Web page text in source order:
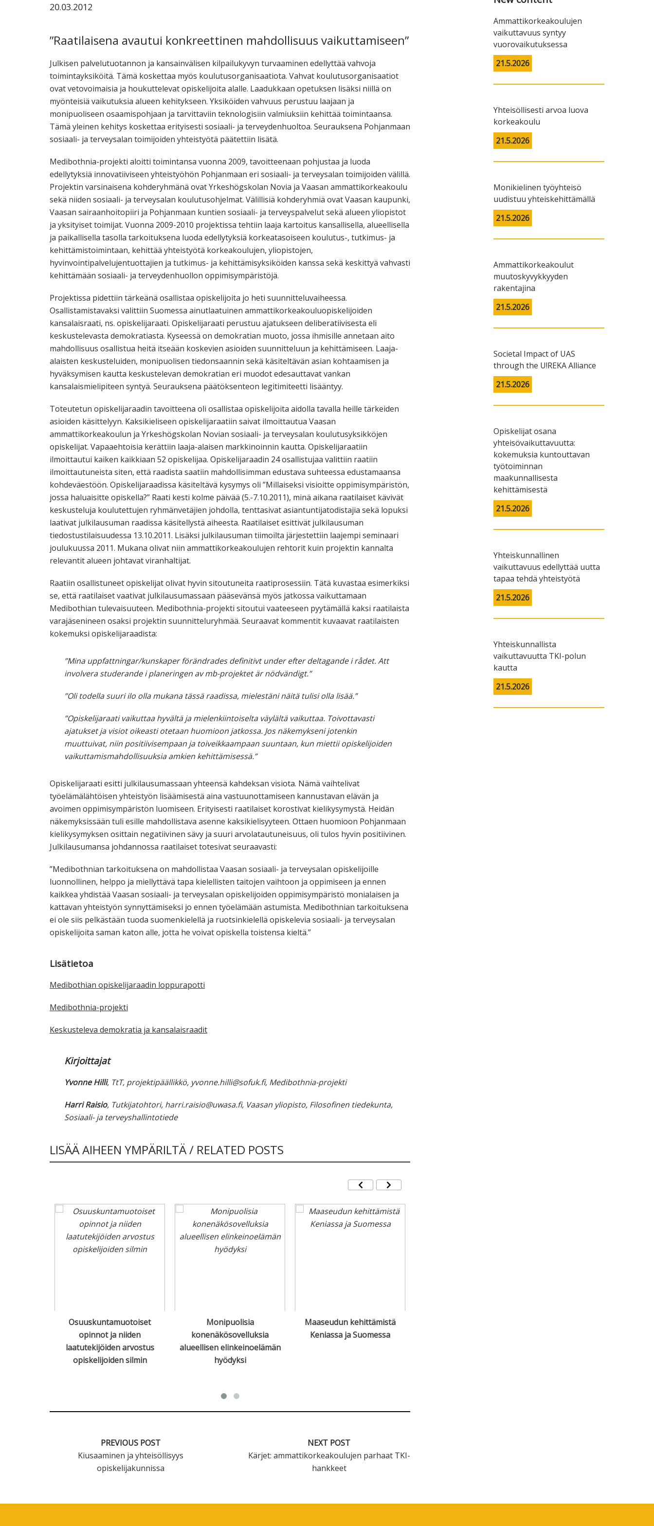
tutkimuksesta
kiinnostuneille.
20.03.2012
”Raatilaisena avautui konkreettinen mahdollisuus vaikuttamiseen”
Julkisen palvelutuotannon ja kansainvälisen kilpailukyvyn turvaaminen edellyttää vahvoja
toimintayksiköitä. Tämä koskettaa myös koulutusorganisaatiota. Vahvat koulutusorganisaatiot
ovat vetovoimaisia ja houkuttelevat opiskelijoita alalle. Laadukkaan opetuksen lisäksi niillä on
myönteisiä vaikutuksia alueen kehitykseen. Yksiköiden vahvuus perustuu laajaan ja
monipuoliseen osaamispohjaan ja tarvittaviin teknologisiin valmiuksiin kehittää toimintaansa.
Tämä yleinen kehitys koskettaa erityisesti sosiaali- ja terveydenhuoltoa. Seurauksena Pohjanmaan
sosiaali- ja terveysalan toimijoiden yhteistyötä päätettiin lisätä.
Medibothnia-projekti aloitti toimintansa vuonna 2009, tavoitteenaan pohjustaa ja luoda
edellytyksiä innovatiiviseen yhteistyöhön Pohjanmaan eri sosiaali- ja terveysalan toimijoiden välillä.
Projektin varsinaisena kohderyhmänä ovat Yrkeshögskolan Novia ja Vaasan ammattikorkeakoulu
sekä niiden sosiaali- ja terveysalan koulutusohjelmat. Välillisiä kohderyhmiä ovat Vaasan kaupunki,
Vaasan sairaanhoitopiiri ja Pohjanmaan kuntien sosiaali- ja terveyspalvelut sekä alueen yliopistot
ja yksityiset toimijat. Vuonna 2009-2010 projektissa tehtiin laaja kartoitus kansallisella, alueellisella
ja paikallisella tasolla tarkoituksena luoda edellytyksiä korkeatasoiseen koulutus-, tutkimus- ja
kehittämistoimintaan, kehittää yhteistyötä korkeakoulujen, yliopistojen,
hyvinvointipalvelujentuottajien ja tutkimus- ja kehittämisyksiköiden kanssa sekä keskittyä vahvasti
kehittämään sosiaali- ja terveydenhuollon oppimisympäristöjä.
Projektissa pidettiin tärkeänä osallistaa opiskelijoita jo heti suunnitteluvaiheessa.
Osallistamistavaksi valittiin Suomessa ainutlaatuinen ammattikorkeakouluopiskelijoiden
kansalaisraati, ns. opiskelijaraati. Opiskelijaraati perustuu ajatukseen deliberatiivisesta eli
keskustelevasta demokratiasta. Kyseessä on demokratian muoto, jossa ihmisille annetaan aito
mahdollisuus osallistua heitä itseään koskevien asioiden suunnitteluun ja kehittämiseen. Laaja-
alaisten keskusteluiden, monipuolisen tiedonsaannin sekä käsiteltävän asian kohtaamisen ja
hyväksymisen kautta keskustelevan demokratian eri muodot edesauttavat vankan
kansalaismielipiteen syntyä. Seurauksena päätöksenteon legitimiteetti lisääntyy.
Toteutetun opiskelijaraadin tavoitteena oli osallistaa opiskelijoita aidolla tavalla heille tärkeiden
asioiden käsittelyyn. Kaksikieliseen opiskelijaraatiin saivat ilmoittautua Vaasan
ammattikorkeakoulun ja Yrkeshögskolan Novian sosiaali- ja terveysalan koulutusyksikköjen
opiskelijat. Vapaaehtoisia kerättiin laaja-alaisen markkinoinnin kautta. Opiskelijaraatiin
ilmoittautui kaiken kaikkiaan 52 opiskelijaa. Opiskelijaraadin 24 osallistujaa valittiin raatiin
ilmoittautuneista siten, että raadista saatiin mahdollisimman edustava suhteessa edustamaansa
kohdeväestöön. Opiskelijaraadissa käsiteltävä kysymys oli ”Millaiseksi visioitte oppimisympäristön,
jossa haluaisitte opiskella?” Raati kesti kolme päivää (5.-7.10.2011), minä aikana raatilaiset kävivät
keskusteluja koulutettujen ryhmänvetäjien johdolla, tenttasivat asiantuntijatodistajia sekä lopuksi
laativat julkilausuman raadissa käsitellystä aiheesta. Raatilaiset esittivät julkilausuman
tiedostustilaisuudessa 13.10.2011. Lisäksi julkilausuman tiimoilta järjestettiin laajempi seminaari
joulukuussa 2011. Mukana olivat niin ammattikorkeakoulujen rehtorit kuin projektin kannalta
relevantit alueen johtavat viranhaltijat.
Raatiin osallistuneet opiskelijat olivat hyvin sitoutuneita raatiprosessiin. Tätä kuvastaa esimerkiksi
se, että raatilaiset vaativat julkilausumassaan pääsevänsä myös jatkossa vaikuttamaan
Medibothian tulevaisuuteen. Medibothnia-projekti sitoutui vaateeseen pyytämällä kaksi raatilaista
varajäsenineen osaksi projektin suunnitteluryhmää. Seuraavat kommentit kuvaavat raatilaisten
kokemuksi opiskelijaraadista:
”Mina uppfattningar/kunskaper förändrades definitivt under efter deltagande i rådet. Att
involvera studerande i planeringen av mb-projektet är nödvändigt.”
”Oli todella suuri ilo olla mukana tässä raadissa, mielestäni näitä tulisi olla lisää.”
”Opiskelijaraati vaikuttaa hyvältä ja mielenkiintoiselta väylältä vaikuttaa. Toivottavasti
ajatukset ja visiot oikeasti otetaan huomioon jatkossa. Jos näkemykseni jotenkin
muuttuivat, niin positiivisempaan ja toiveikkaampaan suuntaan, kun miettii opiskelijoiden
vaikuttamismahdollisuuksia amkien kehittämisessä.”
Opiskelijaraati esitti julkilausumassaan yhteensä kahdeksan visiota. Nämä vaihtelivat
työelämälähtöisen yhteistyön lisäämisestä aina vastuunottamiseen kannustavan elävän ja
avoimen oppimisympäristön luomiseen. Erityisesti raatilaiset korostivat kielikysymystä. Heidän
näkemyksissään tuli esille mahdollistava asenne kaksikielisyyteen. Ottaen huomioon Pohjanmaan
kielikysymyksen osittain negatiivinen sävy ja suuri arvolatautuneisuus, oli tulos hyvin positiivinen.
Julkilausumansa johdannossa raatilaiset totesivat seuraavasti:
”Medibothnian tarkoituksena on mahdollistaa Vaasan sosiaali- ja terveysalan opiskelijoille
luonnollinen, helppo ja miellyttävä tapa kielellisten taitojen vaihtoon ja oppimiseen ja ennen
kaikkea yhdistää Vaasan sosiaali- ja terveysalan opiskelijoiden oppimisympäristö monialaisen ja
kattavan yhteistyön synnyttämiseksi jo ennen työelämään astumista. Medibothnian tarkoituksena
ei ole siis pelkästään tuoda suomenkielellä ja ruotsinkielellä opiskelevia sosiaali- ja terveysalan
opiskelijoita saman katon alle, jotta he voivat opiskella toistensa kieltä.”
Lisätietoa
Medibothian opiskelijaraadin loppurapotti
Medibothnia-projekti
Keskusteleva demokratia ja kansalaisraadit
Kirjoittajat
Yvonne Hilli, TtT, projektipäällikkö, yvonne.hilli@sofuk.fi, Medibothnia-projekti
Harri Raisio, Tutkijatohtori, harri.raisio@uwasa.fi, Vaasan yliopisto, Filosofinen tiedekunta,
Sosiaali- ja terveyshallintotiede
LISÄÄ AIHEEN YMPÄRILTÄ / RELATED POSTS
Osuuskuntamuotoiset
opinnot ja niiden
laatutekijöiden arvostus
opiskelijoiden silmin
Monipuolisia
konenäkösovelluksia
alueellisen elinkeinoelämän
hyödyksi
Maaseudun kehittämistä
Keniassa ja Suomessa
PREVIOUS POST
Kiusaaminen ja yhteisöllisyys
opiskelijakunnissa
NEXT POST
Kärjet: ammattikorkeakoulujen parhaat TKI-
hankkeet
Ammattikorkeakoulujen
vaikuttavuus syntyy
vuorovaikutuksessa
21.5.2026
Yhteisöllisesti arvoa luova
korkeakoulu
21.5.2026
Monikielinen työyhteisö
uudistuu yhteiskehittämällä
21.5.2026
Ammattikorkeakoulut
muutoskyvykkyyden
rakentajina
21.5.2026
Societal Impact of UAS
through the U!REKA Alliance
21.5.2026
Opiskelijat osana
yhteisövaikuttavuutta:
kokemuksia kuntouttavan
työtoiminnan
maakunnallisesta
kehittämisestä
21.5.2026
Yhteiskunnallinen
vaikuttavuus edellyttää uutta
tapaa tehdä yhteistyötä
21.5.2026
Yhteiskunnallista
vaikuttavuutta TKI-polun
kautta
21.5.2026